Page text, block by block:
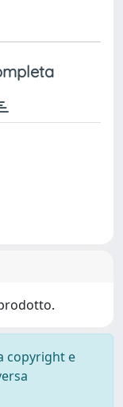
copyright e